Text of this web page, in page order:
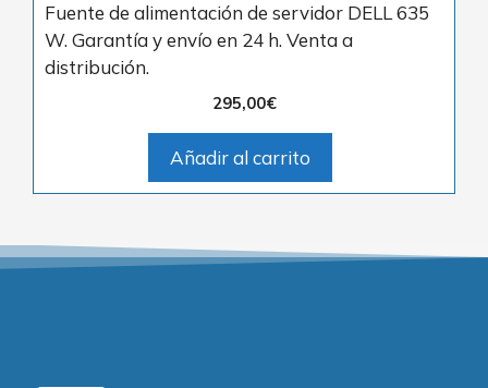
Fuente de alimentación de servidor DELL 635
W. Garantía y envío en 24 h. Venta a
distribución.
295,00€
Añadir al carrito